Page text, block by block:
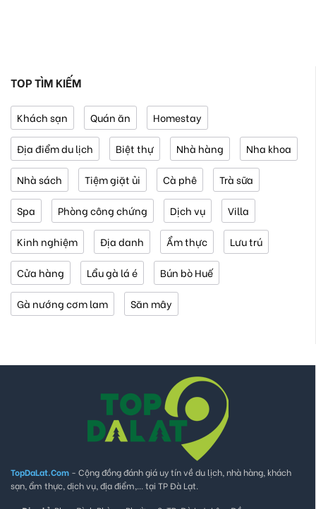
TOP TÌM KIẾM
Khách sạn Quán ăn Homestay
Địa điểm du lịch Biệt thự Nhà hàng Nha khoa
Nhà sách Tiệm giặt ủi Cà phê Trà sữa
Spa Phòng công chứng Dịch vụ Villa
Kinh nghiệm Địa danh Ẩm thực Lưu trú
Cửa hàng Lẩu gà lá é Bún bò Huế
Gà nướng cơm lam Săn mây
TopDaLat.Com - Cộng đồng đánh giá uy tín về du lịch, nhà hàng, khách
sạn, ẩm thực, dịch vụ, địa điểm,... tại TP Đà Lạt.